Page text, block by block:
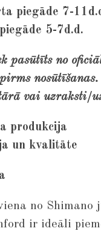
piegāde 7-
5-7d.d.
pasūtīts no
vai uzraksti/
produkcija
un kvalitāte
no Shimano
ir ideāli